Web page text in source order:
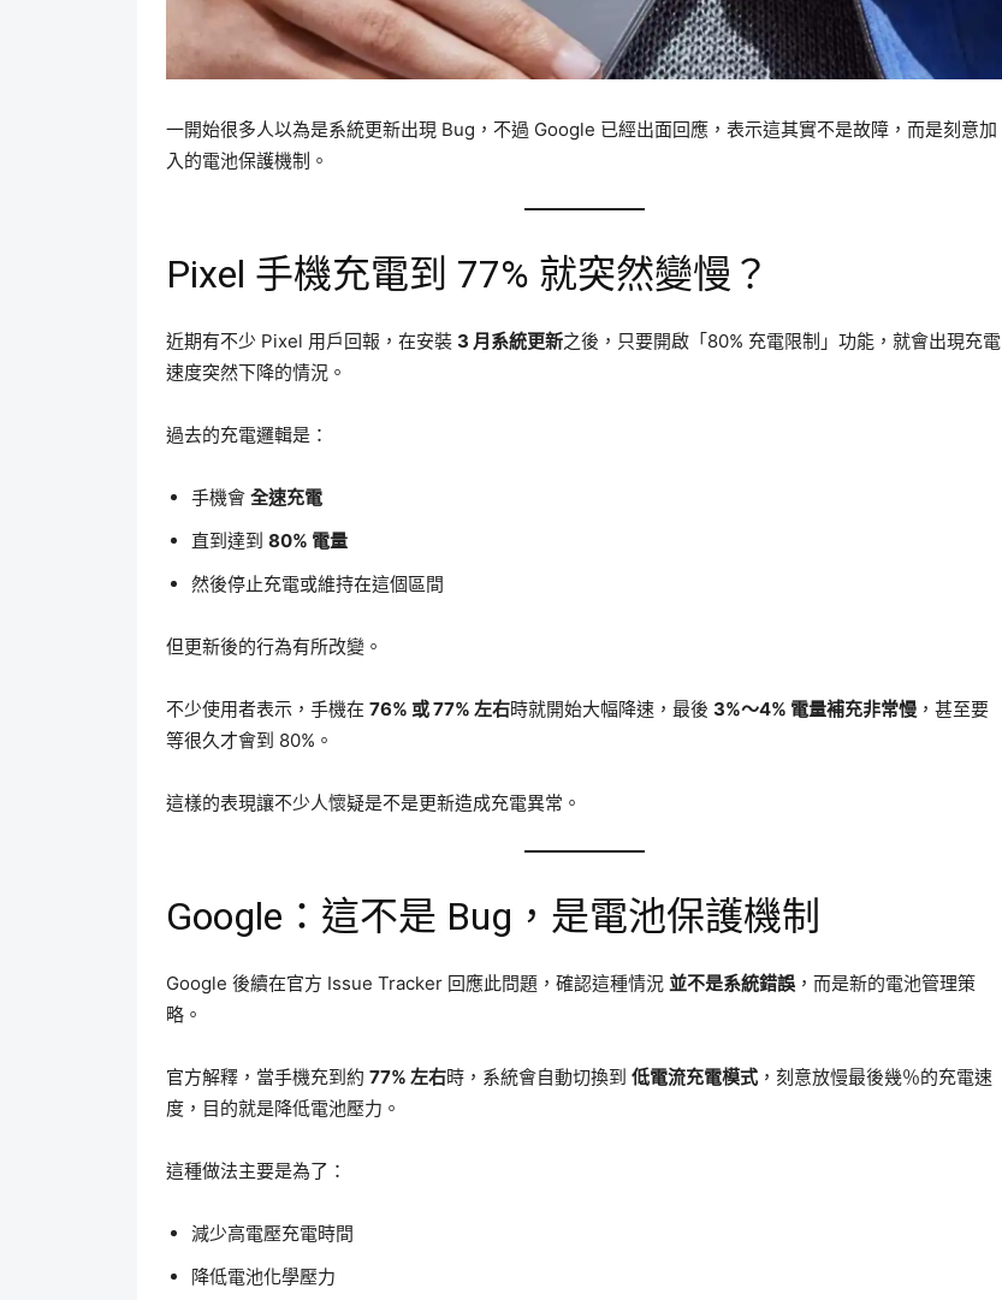
一開始很多人以為是系統更新出現 Bug，不過 Google 已經出面回應，表示這其實不是故障，而是刻意加
入的電池保護機制。
Pixel 手機充電到 77% 就突然變慢？
近期有不少 Pixel 用戶回報，在安裝 3 月系統更新之後，只要開啟「80% 充電限制」功能，就會出現充電
速度突然下降的情況。
過去的充電邏輯是：
手機會 全速充電
直到達到 80% 電量
然後停止充電或維持在這個區間
但更新後的行為有所改變。
不少使用者表示，手機在 76% 或 77% 左右時就開始大幅降速，最後 3%～4% 電量補充非常慢 ，甚至要
等很久才會到 80%。
這樣的表現讓不少人懷疑是不是更新造成充電異常。
Google：這不是 Bug，是電池保護機制
Google 後續在官方 Issue Tracker 回應此問題，確認這種情況 並不是系統錯誤 ，而是新的電池管理策
略。
官方解釋，當手機充到約 77% 左右時，系統會自動切換到 低電流充電模式 ，刻意放慢最後幾％的充電速
度，目的就是降低電池壓力。
這種做法主要是為了：
減少高電壓充電時間
降低電池化學壓力